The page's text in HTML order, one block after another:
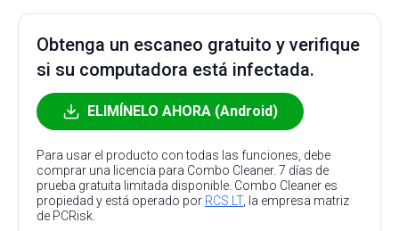
Obtenga un escaneo gratuito y verifique
si su computadora está infectada.
ELIMÍNELO AHORA (Android)
Para usar el producto con todas las funciones, debe
comprar una licencia para Combo Cleaner. 7 días de
prueba gratuita limitada disponible. Combo Cleaner es
propiedad y está operado por RCS LT, la empresa matriz
de PCRisk.